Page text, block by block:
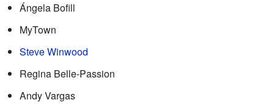
Ángela Bofill
MyTown
Steve Winwood
Regina Belle-Passion
Andy Vargas